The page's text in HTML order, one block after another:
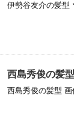
伊勢谷友介の髪型
西島秀俊の髪
西島秀俊の髪型